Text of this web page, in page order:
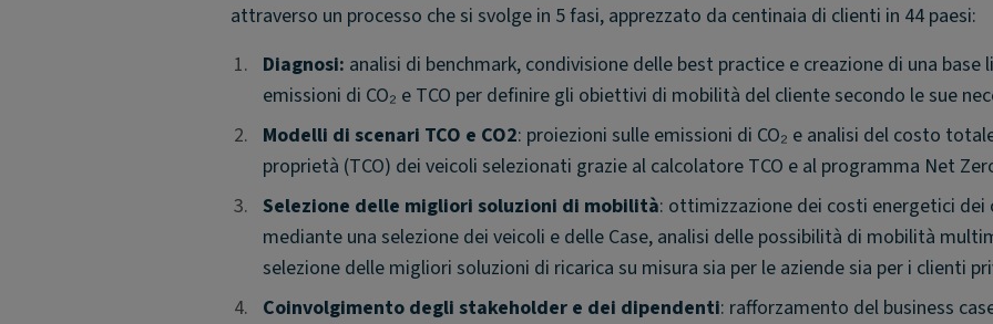
attraverso un processo che si svolge in 5 fasi, apprezzato da centinaia di clienti in 44 paesi:
1.
1. Diagnosi: analisi di benchmark, condivisione delle best practice e creazione di una base
emissioni di CO₂ e TCO per definire gli obiettivi di mobilità del cliente secondo le sue
2.
2. Modelli di scenari TCO e CO2: proiezioni sulle emissioni di CO₂ e analisi del costo
proprietà (TCO) dei veicoli selezionati grazie al calcolatore TCO e al programma Net
3.
3. Selezione delle migliori soluzioni di mobilità: ottimizzazione dei costi energetici dei
mediante una selezione dei veicoli e delle Case, analisi delle possibilità di mobilità
selezione delle migliori soluzioni di ricarica su misura sia per le aziende sia per i clienti
4.
4. Coinvolgimento degli stakeholder e dei dipendenti: rafforzamento del business